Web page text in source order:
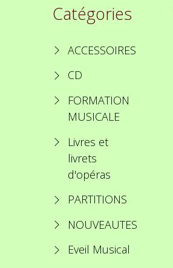
Catégories
ACCESSOIRES
CD
FORMATION
MUSICALE
Livres et
livrets
d'opéras
PARTITIONS
NOUVEAUTES
Eveil Musical